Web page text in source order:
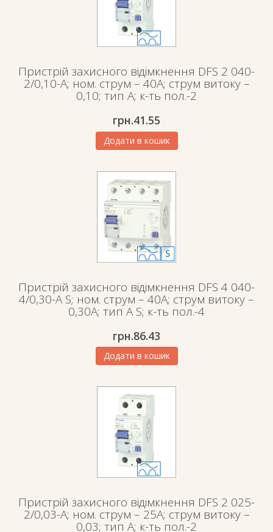
Пристрій захисного відімкнення DFS 2 040-
2/0,10-A; ном. струм – 40А; струм витоку –
0,10; тип А; к-ть пол.-2
грн.41.55
Додати в кошик
Пристрій захисного відімкнення DFS 4 040-
4/0,30-A S; ном. струм – 40А; струм витоку –
0,30А; тип А S; к-ть пол.-4
грн.86.43
Додати в кошик
Пристрій захисного відімкнення DFS 2 025-
2/0,03-A; ном. струм – 25А; струм витоку –
0,03; тип А; к-ть пол.-2